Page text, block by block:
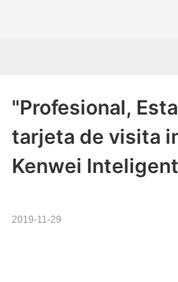
"Profesional,
tarjeta de visita
Kenwei
2019-11-29